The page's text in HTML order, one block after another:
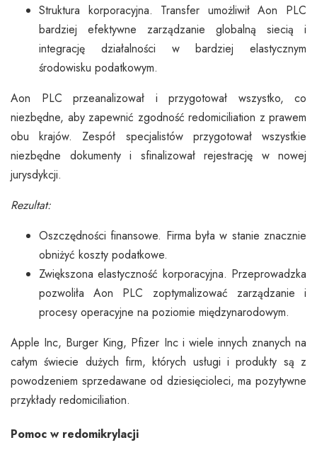
Struktura korporacyjna. Transfer umożliwił Aon PLC
bardziej efektywne zarządzanie globalną siecią i
integrację działalności w bardziej elastycznym
środowisku podatkowym.
Aon PLC przeanalizował i przygotował wszystko, co
niezbędne, aby zapewnić zgodność redomiciliation z prawem
obu krajów. Zespół specjalistów przygotował wszystkie
niezbędne dokumenty i sfinalizował rejestrację w nowej
jurysdykcji.
Rezultat:
Oszczędności finansowe. Firma była w stanie znacznie
obniżyć koszty podatkowe.
Zwiększona elastyczność korporacyjna. Przeprowadzka
pozwoliła Aon PLC zoptymalizować zarządzanie i
procesy operacyjne na poziomie międzynarodowym.
Apple Inc, Burger King, Pfizer Inc i wiele innych znanych na
całym świecie dużych firm, których usługi i produkty są z
powodzeniem sprzedawane od dziesięcioleci, ma pozytywne
przykłady redomiciliation.
Pomoc w redomikrylacji